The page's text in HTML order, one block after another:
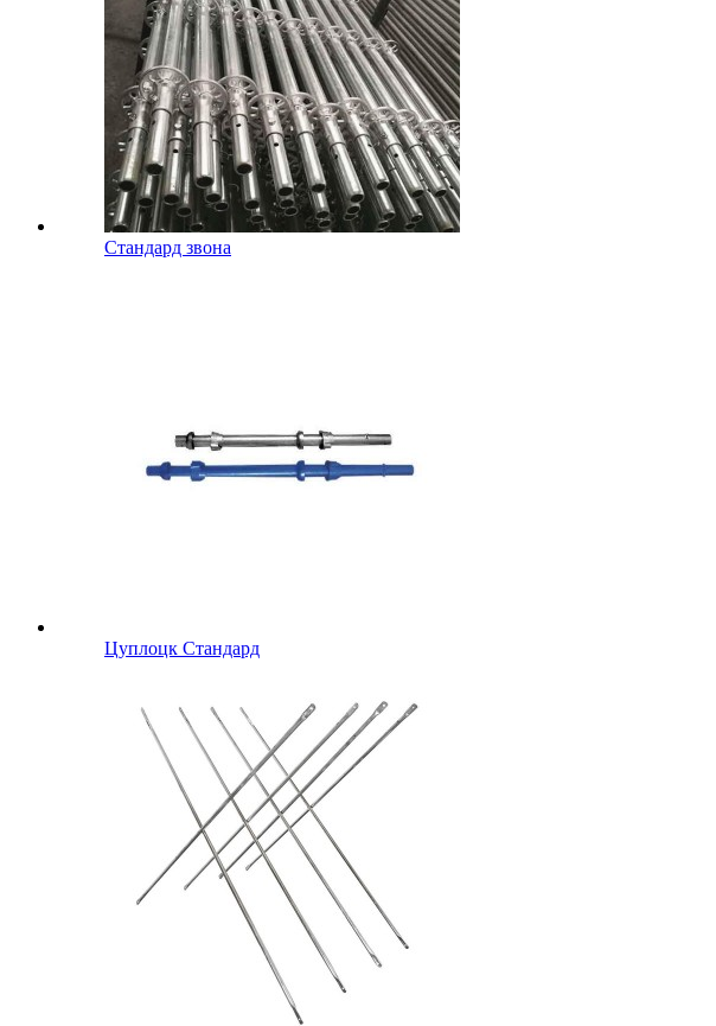
Стандард звона
Цуплоцк Стандард